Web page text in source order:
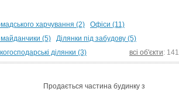
харчування (2)
Офіси (11)
майданчики (5)
Ділянки під забудову (5)
ділянки (3) всі об'єкти: 141
Продається частина будинку з